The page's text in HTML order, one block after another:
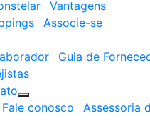
Vantagens
Associe-se
Guia de
Fale conosco
Assessoria